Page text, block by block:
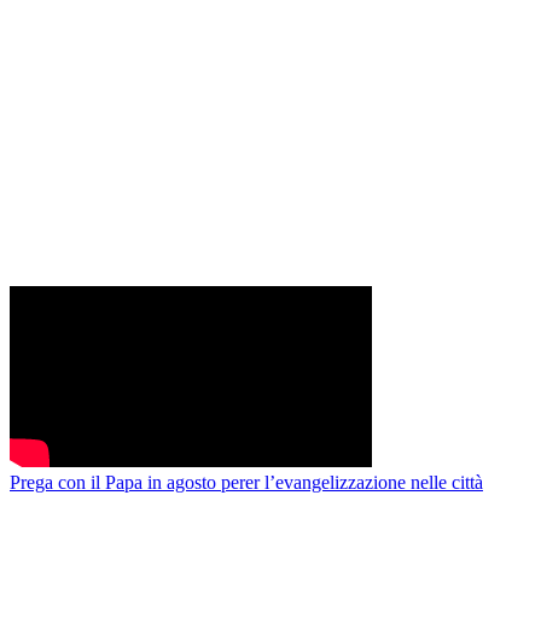
Prega con il Papa in agosto perer l’evangelizzazione nelle città